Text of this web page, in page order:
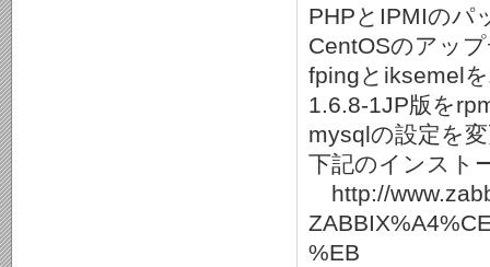
PHPとIPMIのパ
CentOSのアッ
fpingとiksemel
1.6.8-1JP版を
mysqlの設定を
下記のインスト
http://
%EB